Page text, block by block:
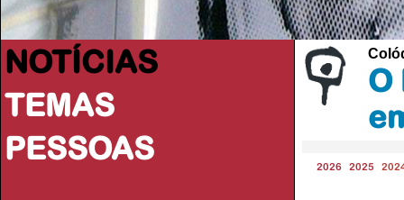
NOTÍCIAS
TEMAS
PESSOAS
O
2026 2025